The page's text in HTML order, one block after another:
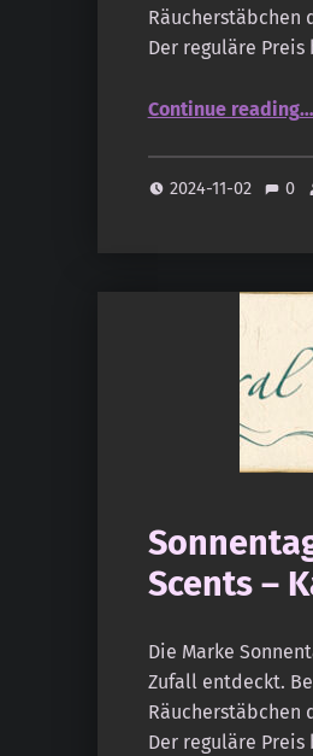
Räucherstäbchen
Der reguläre
Continue reading…
2024-11-02 0
Scents –
Die Marke
Zufall entdeckt.
Räucherstäbchen
Der reguläre